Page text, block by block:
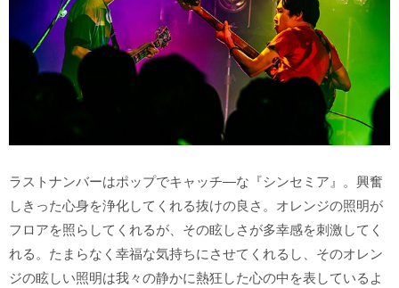
ラストナンバーはポップでキャッチ―な『シンセミア』。興奮
しきった心身を浄化してくれる抜けの良さ。オレンジの照明が
フロアを照らしてくれるが、その眩しさが多幸感を刺激してく
れる。たまらなく幸福な気持ちにさせてくれるし、そのオレン
ジの眩しい照明は我々の静かに熱狂した心の中を表しているよ